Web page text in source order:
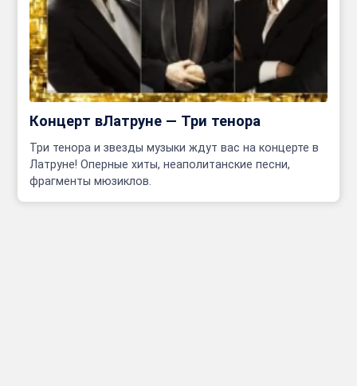
Концерт вЛатруне — Три тенора
Три тенора и звезды музыки ждут вас на концерте в
Латруне! Оперные хиты, неаполитанские песни,
фрагменты мюзиклов.